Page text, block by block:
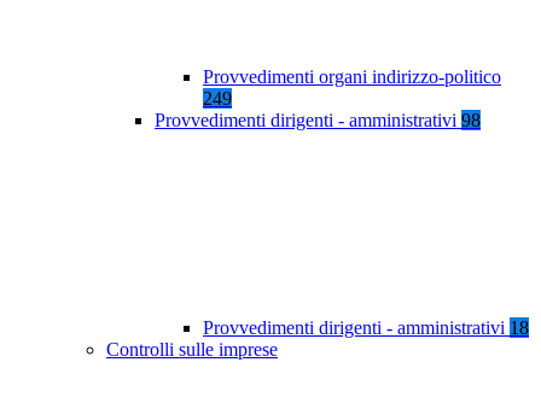
Provvedimenti organi indirizzo-politico
249
Provvedimenti dirigenti - amministrativi 98
Provvedimenti dirigenti - amministrativi 18
Controlli sulle imprese